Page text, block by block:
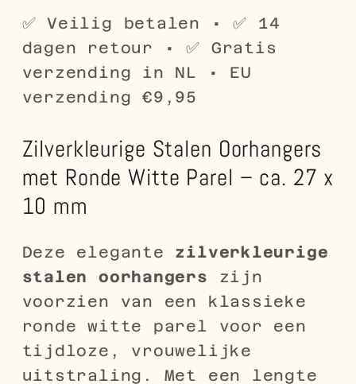
–
ca.
27
10
–
ca.
27
x
10
✅ Veilig betalen • ✅ 14
dagen retour • ✅ Gratis
verzending in NL • EU
verzending €9,95
Zilverkleurige Stalen Oorhangers
met Ronde Witte Parel – ca. 27 x
10 mm
Deze elegante zilverkleurige
stalen oorhangers zijn
voorzien van een klassieke
ronde witte parel voor een
tijdloze, vrouwelijke
uitstraling. Met een lengte